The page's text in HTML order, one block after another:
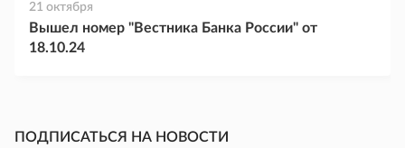
21 октября
Вышел номер "Вестника Банка России" от
18.10.24
ПОДПИСАТЬСЯ НА НОВОСТИ